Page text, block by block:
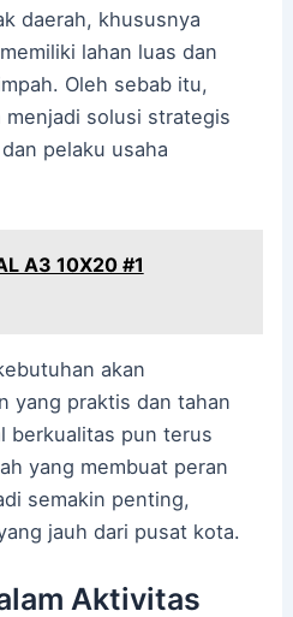
daerah, khususnya
lahan luas dan
Oleh sebab itu,
menjadi solusi strategis
pelaku usaha
A3 10X20 #1
akan
yang praktis dan tahan
berkualitas pun terus
yang membuat peran
semakin penting,
jauh dari pusat kota.
Aktivitas